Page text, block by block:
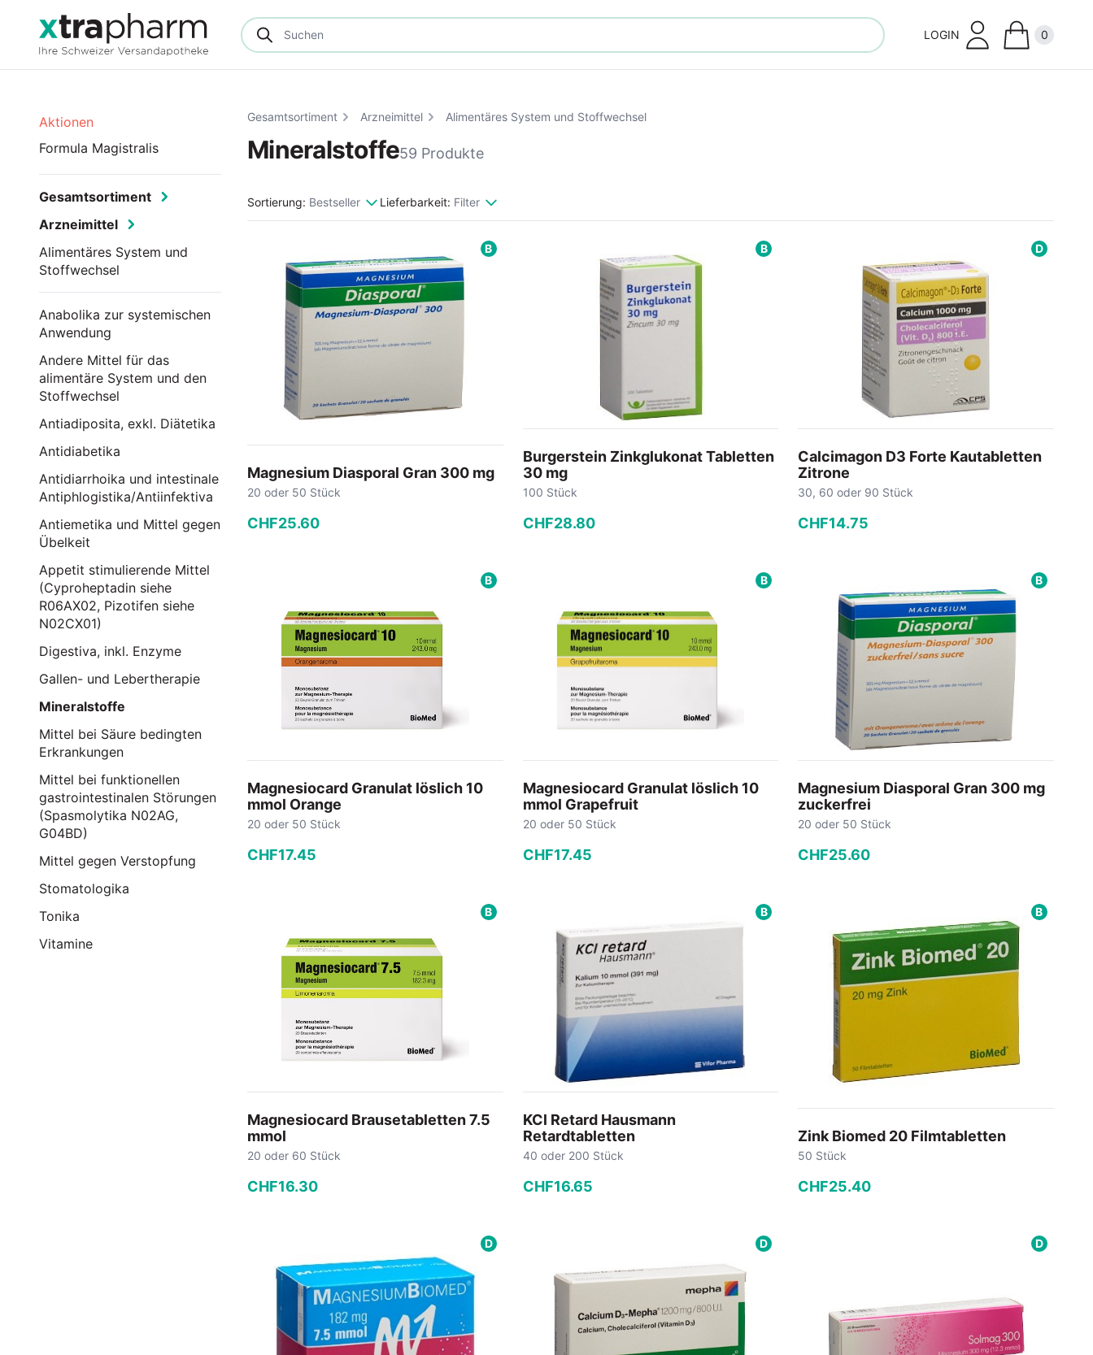
LOGIN 0
Aktionen
Formula Magistralis
Gesamtsortiment
Arzneimittel
Alimentäres System und
Stoffwechsel
Anabolika zur systemischen
Anwendung
Andere Mittel für das
alimentäre System und den
Stoffwechsel
Antiadiposita, exkl. Diätetika
Antidiabetika
Antidiarrhoika und intestinale
Antiphlogistika/Antiinfektiva
Antiemetika und Mittel gegen
Übelkeit
Appetit stimulierende Mittel
(Cyproheptadin siehe
R06AX02, Pizotifen siehe
N02CX01)
Digestiva, inkl. Enzyme
Gallen- und Lebertherapie
Mineralstoffe
Mittel bei Säure bedingten
Erkrankungen
Mittel bei funktionellen
gastrointestinalen Störungen
(Spasmolytika N02AG,
G04BD)
Mittel gegen Verstopfung
Stomatologika
Tonika
Vitamine
Gesamtsortiment Arzneimittel Alimentäres System und Stoffwechsel
Mineralstoffe59 Produkte
Sortierung: Bestseller Lieferbarkeit: Filter
B
Magnesium Diasporal Gran 300 mg
20 oder 50 Stück
CHF25.60
B
Burgerstein Zinkglukonat Tabletten
30 mg
100 Stück
CHF28.80
D
Calcimagon D3 Forte Kautabletten
Zitrone
30, 60 oder 90 Stück
CHF14.75
In den Warenkorb
B
Magnesiocard Granulat löslich 10
mmol Orange
20 oder 50 Stück
CHF17.45
B
Magnesiocard Granulat löslich 10
mmol Grapefruit
20 oder 50 Stück
CHF17.45
In den Warenkorb
B
Magnesium Diasporal Gran 300 mg
zuckerfrei
20 oder 50 Stück
CHF25.60
In den Warenkorb
B
Magnesiocard Brausetabletten 7.5
mmol
20 oder 60 Stück
CHF16.30
In den Warenkorb
B
KCl Retard Hausmann
Retardtabletten
40 oder 200 Stück
CHF16.65
In den Warenkorb
B
Zink Biomed 20 Filmtabletten
50 Stück
CHF25.40
D D D